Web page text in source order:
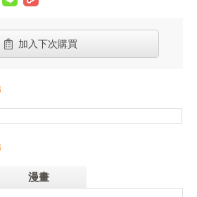
加入下次購買
漫畫